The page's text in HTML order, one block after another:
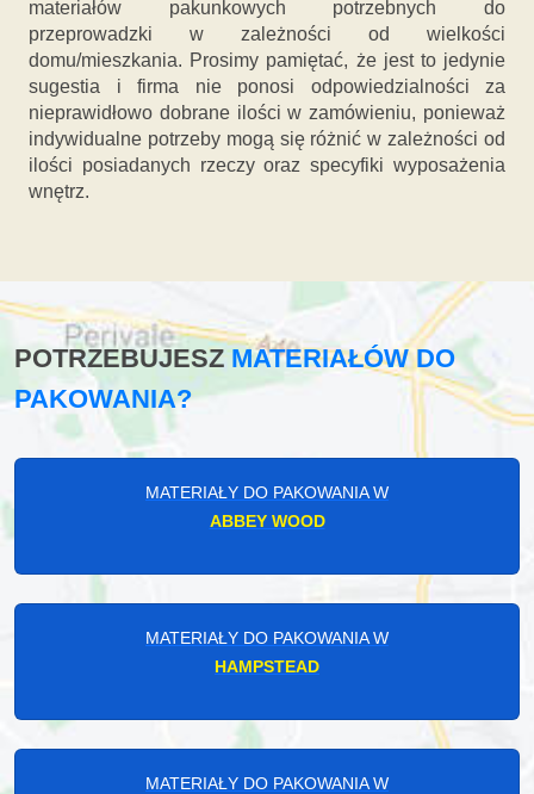
materiałów pakunkowych potrzebnych do
przeprowadzki w zależności od wielkości
domu/mieszkania. Prosimy pamiętać, że jest to jedynie
sugestia i firma nie ponosi odpowiedzialności za
nieprawidłowo dobrane ilości w zamówieniu, ponieważ
indywidualne potrzeby mogą się różnić w zależności od
ilości posiadanych rzeczy oraz specyfiki wyposażenia
wnętrz.
POTRZEBUJESZMATERIAŁÓW DO
PAKOWANIA?
MATERIAŁY DO PAKOWANIA W
ABBEY WOOD
MATERIAŁY DO PAKOWANIA W
HAMPSTEAD
MATERIAŁY DO PAKOWANIA W